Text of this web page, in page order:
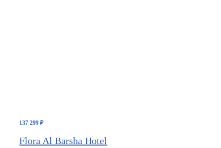
137 299₽
Flora Al Barsha Hotel